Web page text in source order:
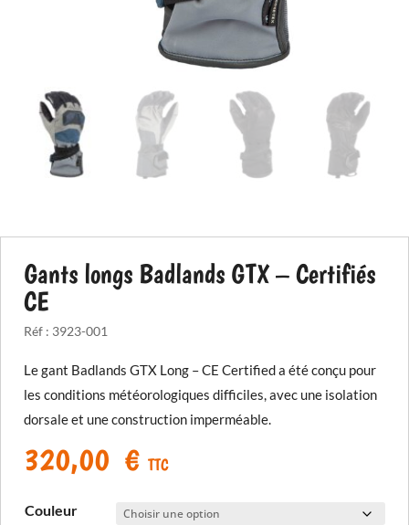
Gants longs Badlands GTX – Certifiés
CE
Réf : 3923-001
Le gant Badlands GTX Long – CE Certified a été conçu pour
les conditions météorologiques difficiles, avec une isolation
dorsale et une construction imperméable.
320,00 € TTC
Couleur